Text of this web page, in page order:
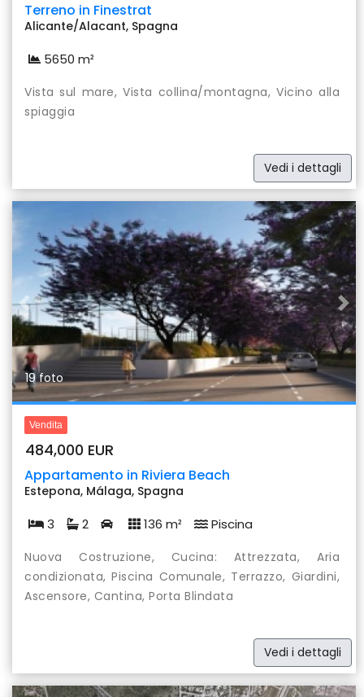
Terreno in Finestrat
Alicante/Alacant, Spagna
5650 m²
Vista sul mare, Vista collina/montagna, Vicino alla
spiaggia
Vedi i dettagli
Previous
19 foto
Vendita
484,000 EUR
Appartamento in Riviera Beach
Estepona, Málaga, Spagna
3 2 136 m² Piscina
Nuova Costruzione, Cucina: Attrezzata, Aria
condizionata, Piscina Comunale, Terrazzo, Giardini,
Ascensore, Cantina, Porta Blindata
Vedi i dettagli